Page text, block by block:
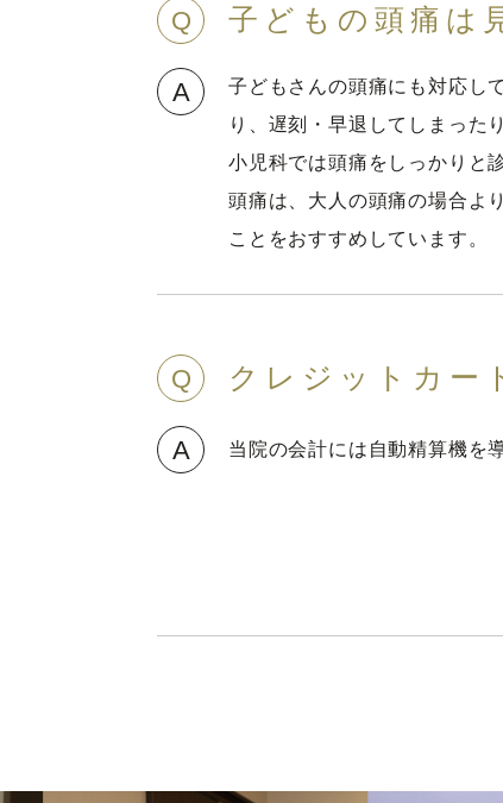
Q 子どもの頭痛は
A
子どもさんの頭痛にも対応し
り、遅刻・早退してしまった
小児科では頭痛をしっかりと
頭痛は、大人の頭痛の場合よ
ことをおすすめしています。
Q クレジットカー
A 当院の会計には自動精算機を